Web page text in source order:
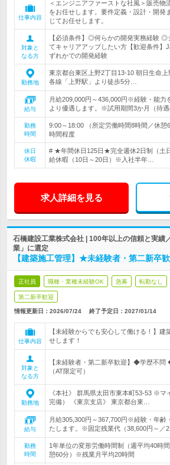
仕事内容
＜エンジニアファーストな社風＞販売物
をお任せします。要件定義・設計・開発
じてお任せします。
対象と
なる方
【必須条件】◎何らかの開発実務経験 ◎
てキャリアアップしたい方【歓迎条件】
ずれかでの開発経験
勤務地
東京都台東区上野2丁目13-10 朝日生命上
各線「上野駅」より徒歩5分…
給与
月給209,000円～436,000円※経験・能力
より優遇します。※試用期間3か月（待遇
勤務
時間
9:00～18:00 （所定労働時間8時間／休
時間程度
休日
休暇
# ★年間休日125日★完全週休2日制（土
給休暇（10日～20日）※入社半年…
求人詳細を見る
石橋建設工業株式会社 | 100年以上の信頼と実績
業」に選定
【建築施工管理】★未経験者・第二新卒
正社員 職種・業種未経験OK 急募 転勤なし
第二新卒歓迎
情報更新日：2026/07/24 終了予定日： 2027/01/14
仕事内容
【未経験からでも安心して働ける！】建
せします！
対象と
なる方
【未経験者・第二新卒歓迎】◆学歴不
（AT限定可）
勤務地
《本社》 群馬県太田市東本町53‐53 ※マ
完備） 《東京支店》 東京都台東…
給与
月給305,300円～367,700円※経験・年齢
たします。※固定残業代（38,600円～／
勤務
時間
1年単位の変形労働時間制（週平均40時
憩60分）※残業月平均20時間